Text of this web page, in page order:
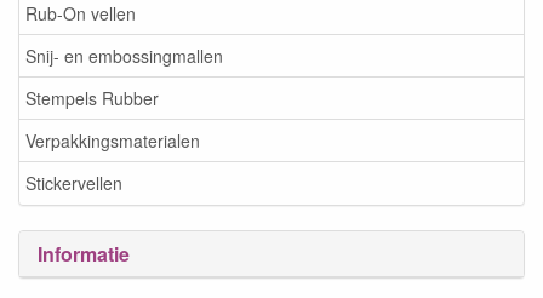
Rub-On vellen
Snij- en embossingmallen
Stempels Rubber
Verpakkingsmaterialen
Stickervellen
Informatie